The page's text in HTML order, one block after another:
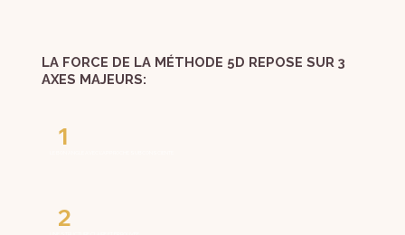
1
2
LA FORCE DE LA MÉTHODE 5D REPOSE SUR 3
AXES MAJEURS: